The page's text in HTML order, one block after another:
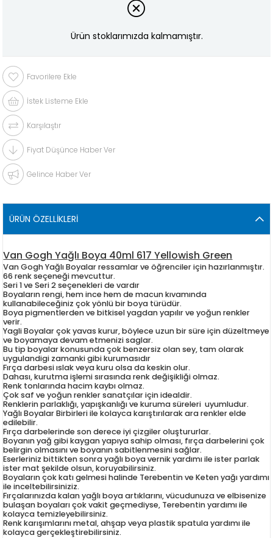
Ürün stoklarımızda kalmamıştır.
Favorilere Ekle
İstek Listeme Ekle
Karşılaştır
Fiyat Düşünce Haber Ver
Gelince Haber Ver
ÜRÜN ÖZELLIKLERI
Van Gogh Yağlı Boya 40ml 617 Yellowish Green
Van Gogh Yağlı Boyalar ressamlar ve öğrenciler için hazırlanmıştır.
66 renk seçeneği mevcuttur.
Seri 1 ve Seri 2 seçenekleri de vardır
Boyaların rengi, hem ince hem de macun kıvamında
kullanabileceğiniz çok yönlü bir boya türüdür.
Boya pigmentlerden ve bitkisel yagdan yapılır ve yoğun renkler
verir.
Yagli Boyalar çok yavas kurur, böylece uzun bir süre için düzeltmeye
ve boyamaya devam etmenizi saglar.
Bu tip boyalar konusunda çok benzersiz olan sey, tam olarak
uygulandigi zamanki gibi kurumasıdır
Fırça darbesi ıslak veya kuru olsa da keskin olur.
Dahası, kurutma işlemi sırasında renk değişikliği olmaz.
Renk tonlarında hacim kaybı olmaz.
Çok saf ve yoğun renkler sanatçılar için idealdir.
Renklerin parlaklığı, yapışkanlığı ve kuruma süreleri uyumludur.
Yağlı Boyalar Birbirleri ile kolayca karıştırılarak ara renkler elde
edilebilir.
Fırça darbelerinde son derece iyi çizgiler oluştururlar.
Boyanın yağ gibi kaygan yapıya sahip olması, fırça darbelerini çok
belirgin olmasını ve boyanın sabitlenmesini sağlar.
Eserleriniz bittikten sonra yağlı boya vernik yardımı ile ister parlak
ister mat şekilde olsun, koruyabilirsiniz.
Boyaların çok katı gelmesi halinde Terebentin ve Keten yağı yardımı
ile inceltebilirsiniziz.
Fırçalarınızda kalan yağlı boya artıklarını, vücudunuza ve elbisenize
bulaşan boyaları çok vakit geçmediyse, Terebentin yardımı ile
kolayca temizleyebilirsiniz.
Renk karışımlarını metal, ahşap veya plastik spatula yardımı ile
kolayca gerçekleştirebilirsiniz.